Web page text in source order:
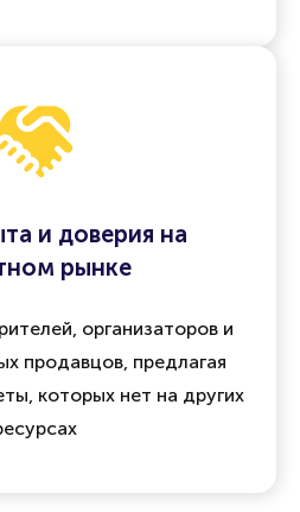
и доверия на
рынке
организаторов и
продавцов, предлагая
которых нет на других